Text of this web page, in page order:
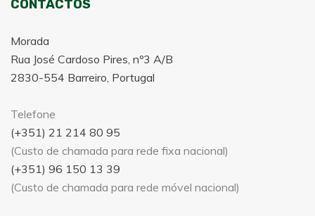
CONTACTOS
Morada
Rua José Cardoso Pires, nº3 A/B
2830-554 Barreiro, Portugal
Telefone
(+351) 21 214 80 95
(Custo de chamada para rede fixa nacional)
(+351) 96 150 13 39
(Custo de chamada para rede móvel nacional)